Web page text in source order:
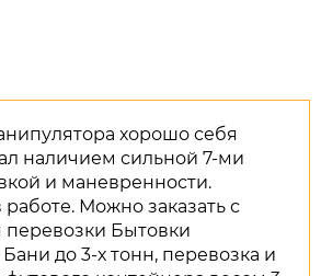
хорошо себя
наличием сильной 7-ми
и маневренности.
Можно заказать с
перевозки Бытовки
до 3-х тонн, перевозка и